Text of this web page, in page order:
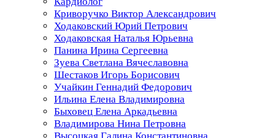
Криворучко Виктор Александрович
Ходаковский Юрий Петрович
Ходаковская Наталья Юрьевна
Панина Ирина Сергеевна
Зуева Светлана Вячеславовна
Шестаков Игорь Борисович
Учайкин Геннадий Федорович
Ильина Елена Владимировна
Быховец Елена Аркадьевна
Владимирова Нина Петровна